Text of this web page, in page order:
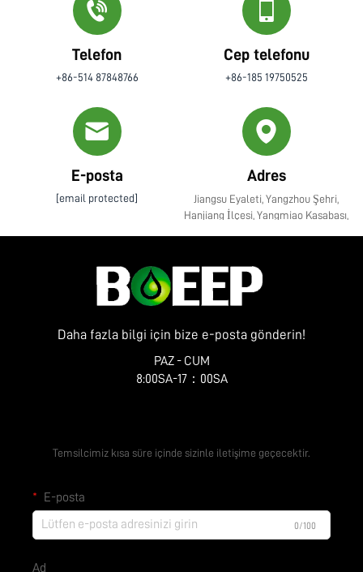
Telefon
+86-514 87848766
Cep telefonu
+86-185 19750525
E-posta
[email protected]
Adres
Jiangsu Eyaleti, Yangzhou Şehri,
Hanjiang İlçesi, Yangmiao Kasabası,
Daha fazla bilgi için bize e-posta gönderin!
PAZ - CUM
8:00SA-17：00SA
Temsilcimiz kısa süre içinde sizinle iletişime geçecektir.
E-posta
0/100
Ad